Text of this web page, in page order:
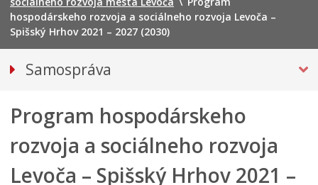
hospodárskeho rozvoja a sociálneho rozvoja Levoča –
Spišský Hrhov 2021 – 2027 (2030)
Samospráva
Hlavný kontrolór mesta
Mestská polícia
Mestské zastupiteľstvo
Verejné obstarávania
Program hospodárskeho
rozvoja a sociálneho rozvoja
Levoča – Spišský Hrhov 2021 –